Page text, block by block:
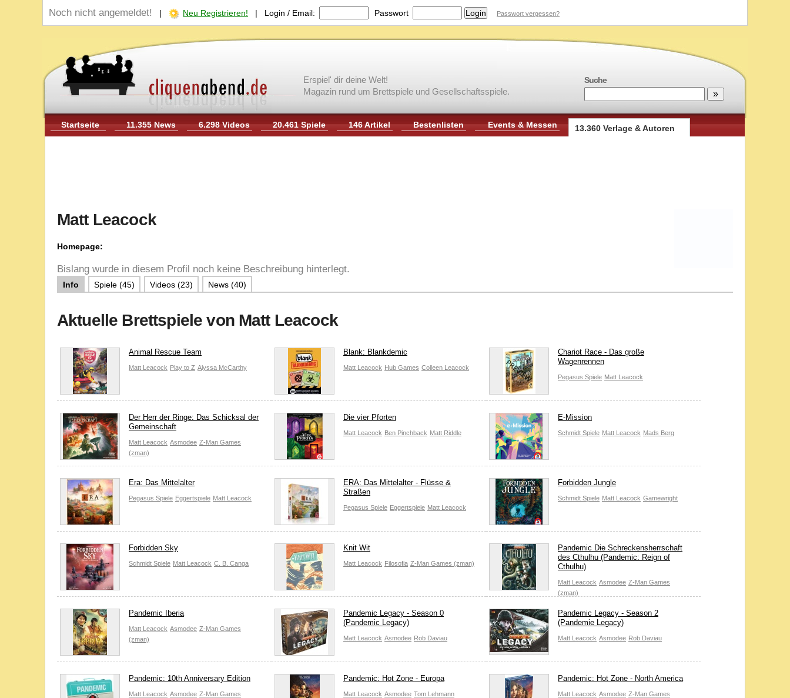
Noch nicht angemeldet! | Neu Registrieren! | Login / Email: Passwort Passwort vergessen?
Suche
Erspiel' dir deine Welt!
Magazin rund um Brettspiele und Gesellschaftsspiele.
Startseite 11.355 News 6.298 Videos 20.461 Spiele 146 Artikel Bestenlisten Events & Messen 13.360 Verlage & Autoren
Matt Leacock
Homepage:
Bislang wurde in diesem Profil noch keine Beschreibung hinterlegt.
Info Spiele (45) Videos (23) News (40)
Aktuelle Brettspiele von Matt Leacock
Animal Rescue Team
Matt Leacock Play to Z Alyssa McCarthy
Blank: Blankdemic
Matt Leacock Hub Games Colleen Leacock
Chariot Race - Das große
Wagenrennen
Pegasus Spiele Matt Leacock
Der Herr der Ringe: Das Schicksal der
Gemeinschaft
Matt Leacock Asmodee Z-Man Games
(zman)
Die vier Pforten
Matt Leacock Ben Pinchback Matt Riddle
E-Mission
Schmidt Spiele Matt Leacock Mads Berg
Era: Das Mittelalter
Pegasus Spiele Eggertspiele Matt Leacock
ERA: Das Mittelalter - Flüsse &
Straßen
Pegasus Spiele Eggertspiele Matt Leacock
Forbidden Jungle
Schmidt Spiele Matt Leacock Gamewright
Forbidden Sky
Schmidt Spiele Matt Leacock C. B. Canga
Knit Wit
Matt Leacock Filosofia Z-Man Games (zman)
Pandemic Die Schreckensherrschaft
des Cthulhu (Pandemic: Reign of
Cthulhu)
Matt Leacock Asmodee Z-Man Games
(zman)
Pandemic Iberia
Matt Leacock Asmodee Z-Man Games
(zman)
Pandemic Legacy - Season 0
(Pandemic Legacy)
Matt Leacock Asmodee Rob Daviau
Pandemic Legacy - Season 2
(Pandemie Legacy)
Matt Leacock Asmodee Rob Daviau
Pandemic: 10th Anniversary Edition
Matt Leacock Asmodee Z-Man Games
Pandemic: Hot Zone - Europa
Matt Leacock Asmodee Tom Lehmann
Pandemic: Hot Zone - North America
Matt Leacock Asmodee Z-Man Games